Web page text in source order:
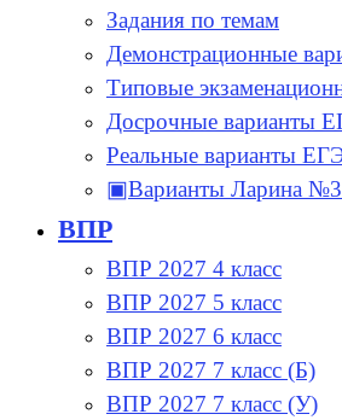
Задания по темам
Демонстрационные
Типовые
Досрочные варианты
Реальные варианты
▣Варианты Ларина
ВПР
ВПР 2027 4 класс
ВПР 2027 5 класс
ВПР 2027 6 класс
ВПР 2027 7 класс (Б)
ВПР 2027 7 класс (У)